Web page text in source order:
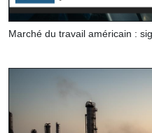
Marché du travail américain :